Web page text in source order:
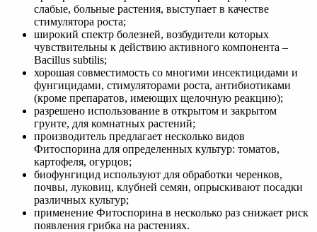
слабые, больные растения, выступает в качестве
стимулятора роста;
широкий спектр болезней, возбудители которых
чувствительны к действию активного компонента –
Bacillus subtilis;
хорошая совместимость со многими инсектицидами и
фунгицидами, стимуляторами роста, антибиотиками
(кроме препаратов, имеющих щелочную реакцию);
разрешено использование в открытом и закрытом
грунте, для комнатных растений;
производитель предлагает несколько видов
Фитоспорина для определенных культур: томатов,
картофеля, огурцов;
биофунгицид используют для обработки черенков,
почвы, луковиц, клубней семян, опрыскивают посадки
различных культур;
применение Фитоспорина в несколько раз снижает риск
появления грибка на растениях.